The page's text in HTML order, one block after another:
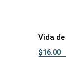
Vida
$16.00